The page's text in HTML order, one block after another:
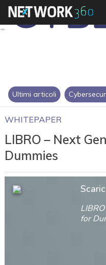
Ultimi articoli
WHITEPAPER
LIBRO – Next
Dummies
for